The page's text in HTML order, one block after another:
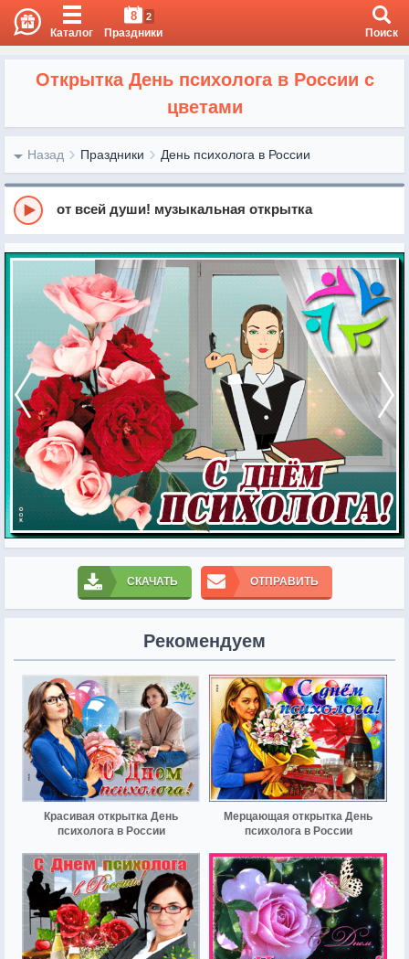
Каталог
8 2
Праздники Поиск
Открытка День психолога в России с
цветами
Назад Праздники День психолога в России
от всей души! музыкальная открытка
СКАЧАТЬ ОТПРАВИТЬ
Рекомендуем
Красивая открытка День
психолога в России
Мерцающая открытка День
психолога в России